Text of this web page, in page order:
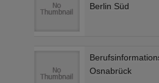
Berlin Süd
Osnabrück